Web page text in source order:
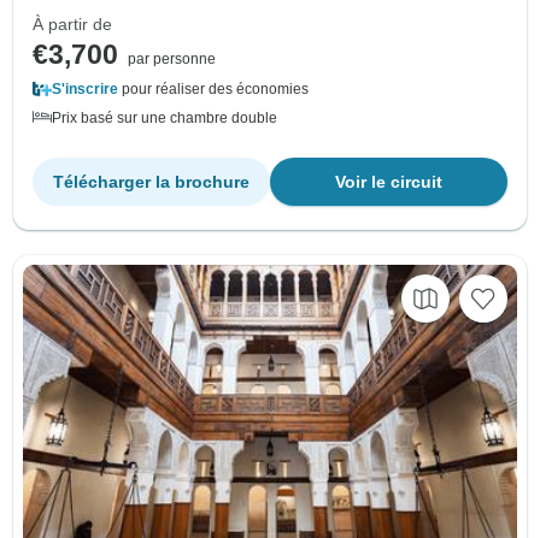
À partir de
€3,700
par personne
S'inscrire pour réaliser des économies
Prix basé sur une chambre double
Voir le circuit
Télécharger la brochure